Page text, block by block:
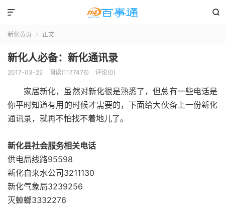


新化黄页  正文
新化人必备：新化通讯录
2017-03-22 阅读(1177476) 评论(0)
家居新化，虽然对新化很是熟悉了，但总有一些电话是
你平时知道有用的时候才需要的，下面给大伙备上一份新化
通讯录，就再不怕找不着地儿了。
新化县社会服务相关电话
供电局线路95598
新化自来水公司3211130
新化气象局3239256
灭蟑螂3332276